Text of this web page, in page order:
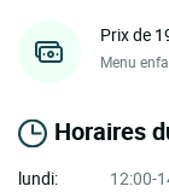
Prix de
Menu
Horaires
lundi:
12:00-